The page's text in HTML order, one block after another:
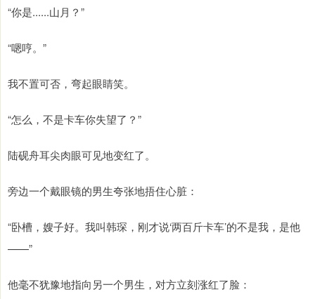
“你是......山月？”
“嗯哼。”
我不置可否，弯起眼睛笑。
“怎么，不是卡车你失望了？”
陆砚舟耳尖肉眼可见地变红了。
旁边一个戴眼镜的男生夸张地捂住心脏：
“卧槽，嫂子好。我叫韩琛，刚才说‘两百斤卡车’的不是我，是他
——”
他毫不犹豫地指向另一个男生，对方立刻涨红了脸：